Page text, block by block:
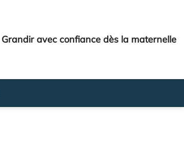
Grandir avec confiance dès la maternelle